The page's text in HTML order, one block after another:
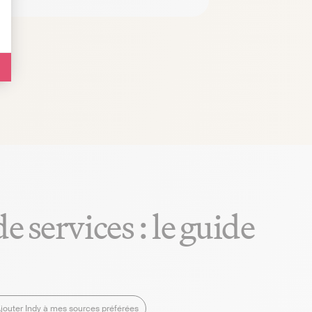
services : le guide
Indy à mes sources préférées